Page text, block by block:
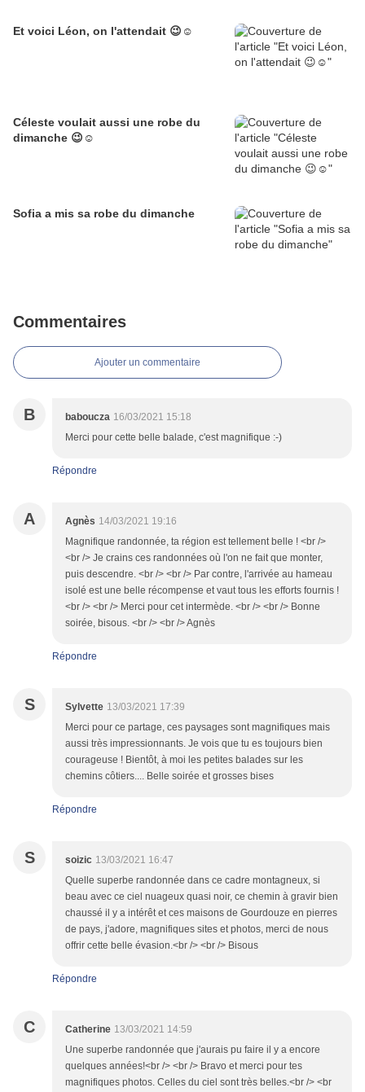
Et voici Léon, on l'attendait 😉☺️
Céleste voulait aussi une robe du
dimanche 😉☺️
Sofia a mis sa robe du dimanche
Commentaires
Ajouter un commentaire
B baboucza 16/03/2021 15:18
Merci pour cette belle balade, c'est magnifique :-)
Répondre
A Agnès 14/03/2021 19:16
Magnifique randonnée, ta région est tellement belle ! <br />
<br /> Je crains ces randonnées où l'on ne fait que monter,
puis descendre. <br /> <br /> Par contre, l'arrivée au hameau
isolé est une belle récompense et vaut tous les efforts fournis !
<br /> <br /> Merci pour cet intermède. <br /> <br /> Bonne
soirée, bisous. <br /> <br /> Agnès
Répondre
S Sylvette 13/03/2021 17:39
Merci pour ce partage, ces paysages sont magnifiques mais
aussi très impressionnants. Je vois que tu es toujours bien
courageuse ! Bientôt, à moi les petites balades sur les
chemins côtiers.... Belle soirée et grosses bises
Répondre
S soizic 13/03/2021 16:47
Quelle superbe randonnée dans ce cadre montagneux, si
beau avec ce ciel nuageux quasi noir, ce chemin à gravir bien
chaussé il y a intérêt et ces maisons de Gourdouze en pierres
de pays, j'adore, magnifiques sites et photos, merci de nous
offrir cette belle évasion.<br /> <br /> Bisous
Répondre
C Catherine 13/03/2021 14:59
Une superbe randonnée que j'aurais pu faire il y a encore
quelques années!<br /> <br /> Bravo et merci pour tes
magnifiques photos. Celles du ciel sont très belles.<br /> <br